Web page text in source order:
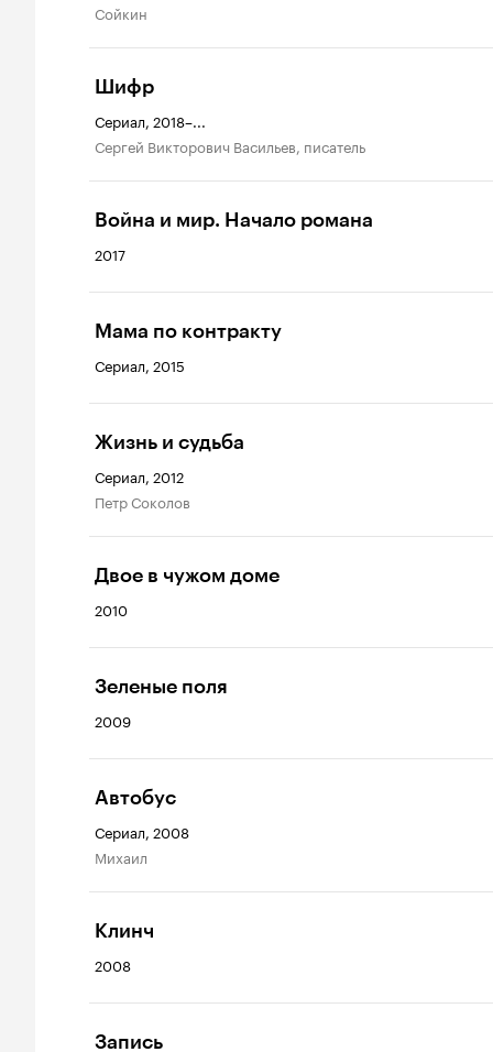
Сойкин‌
Шифр
Сериал, 2018–...
Сергей Викторович Васильев, писатель
Война и мир. Начало романа
2017
Мама по контракту
Сериал, 2015
Жизнь и судьба
Сериал, 2012
Петр Соколов
Двое в чужом доме
2010
Зеленые поля
2009
Автобус
Сериал, 2008
Михаил
Клинч
2008
Запись